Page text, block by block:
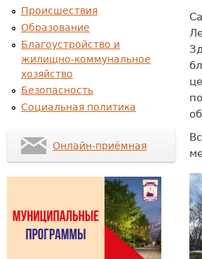
Происшествия
Образование
Благоустройство и
жилищно-коммунальное
хозяйство
Безопасность
Социальная политика
Онлайн-приёмная